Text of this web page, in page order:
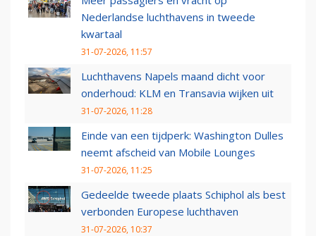
Nederlandse luchthavens in tweede
kwartaal
31-07-2026, 11:57
Luchthavens Napels maand dicht voor
onderhoud: KLM en Transavia wijken uit
31-07-2026, 11:28
Einde van een tijdperk: Washington Dulles
neemt afscheid van Mobile Lounges
31-07-2026, 11:25
Gedeelde tweede plaats Schiphol als best
verbonden Europese luchthaven
31-07-2026, 10:37